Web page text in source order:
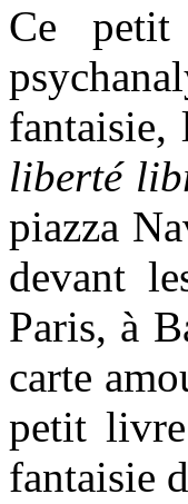
Ce
fantaisie,
liberté
piazza
devant
Paris, à
carte
petit
fantaisie